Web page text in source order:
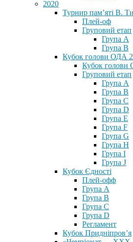
2020
Турнир пам’яті В.
Плей-оф
Груповий етап
Група А
Група В
Кубок голови ОДА
Кубок
Груповий етап
Група A
Група B
Група C
Група D
Група E
Група F
Група G
Група H
Група I
Група J
Кубок Єдності
Плей-офф
Група А
Група В
Група С
Група D
Регламент
Кубок Придніпров’я